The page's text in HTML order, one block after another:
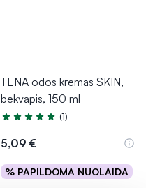
TENA odos kremas SKIN,
bekvapis, 150 ml
Įvertinimas 5.0 iš 5
(1)
5,09 €
% PAPILDOMA NUOLAIDA